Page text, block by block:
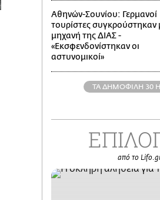
Αθηνών-Σουνίου: Γερμανοί
τουρίστες συγκρούστηκαν
μηχανή της ΔΙΑΣ -
«Εκσφενδονίστηκαν οι
αστυνομικοί»
ΤΑ ΔΗΜΟΦΙΛΗ 30
από το